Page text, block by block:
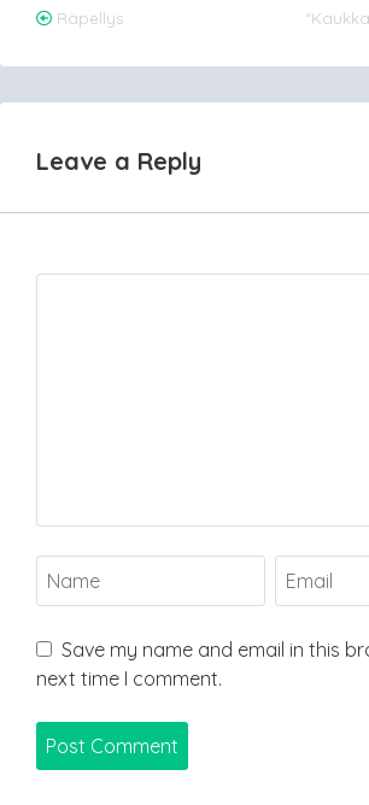
Post
navigation
Räpellys
Leave a Reply
Save my name and email in this
next time I comment.